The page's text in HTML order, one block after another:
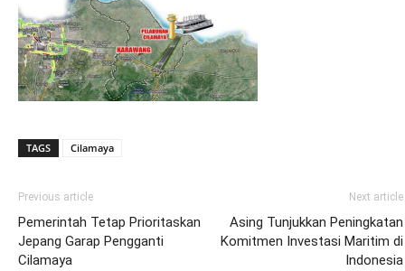
TAGS Cilamaya
Previous article
Pemerintah Tetap Prioritaskan
Jepang Garap Pengganti
Cilamaya
Next article
Asing Tunjukkan Peningkatan
Komitmen Investasi Maritim di
Indonesia